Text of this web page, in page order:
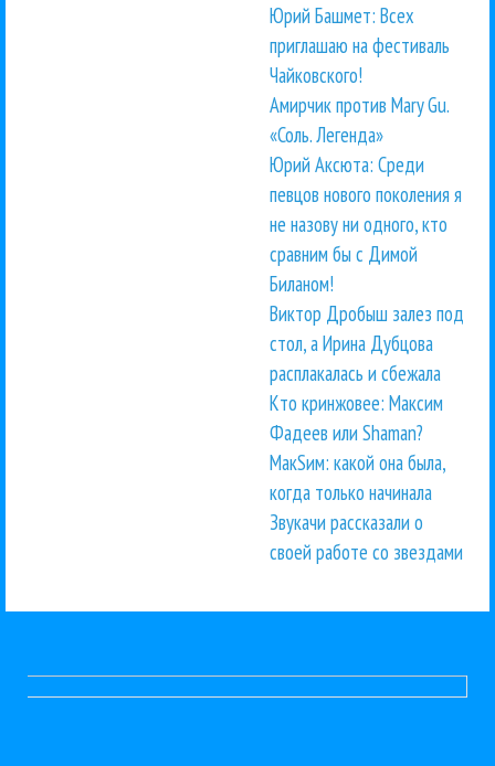
Юрий Башмет: Всех
приглашаю на фестиваль
Чайковского!
Амирчик против Mary Gu.
«Соль. Легенда»
Юрий Аксюта: Среди
певцов нового поколения я
не назову ни одного, кто
сравним бы с Димой
Биланом!
Виктор Дробыш залез под
стол, а Ирина Дубцова
расплакалась и сбежала
Кто кринжовее: Максим
Фадеев или Shaman?
МакSим: какой она была,
когда только начинала
Звукачи рассказали о
своей работе со звездами